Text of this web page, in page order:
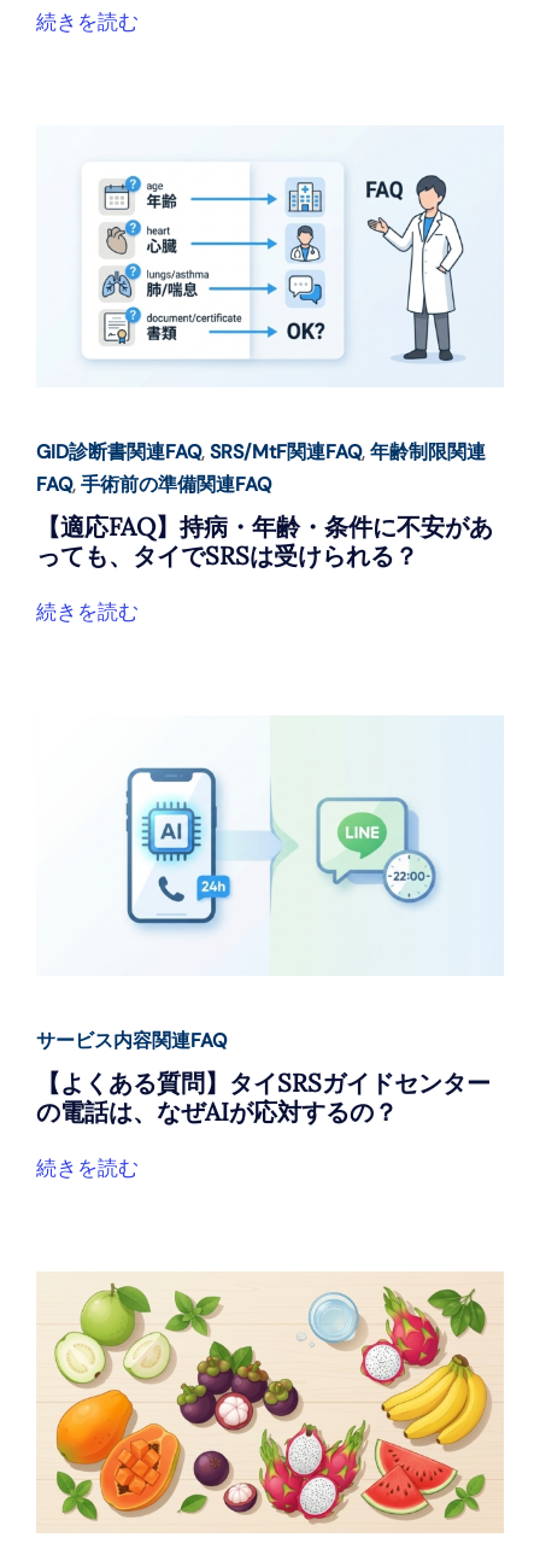
続きを読む
GID診断書関連FAQ,SRS/MtF関連FAQ,年齢制限関連
FAQ,手術前の準備関連FAQ
【適応FAQ】持病・年齢・条件に不安があ
っても、タイでSRSは受けられる？
続きを読む
サービス内容関連FAQ
【よくある質問】タイSRSガイドセンター
の電話は、なぜAIが応対するの？
続きを読む